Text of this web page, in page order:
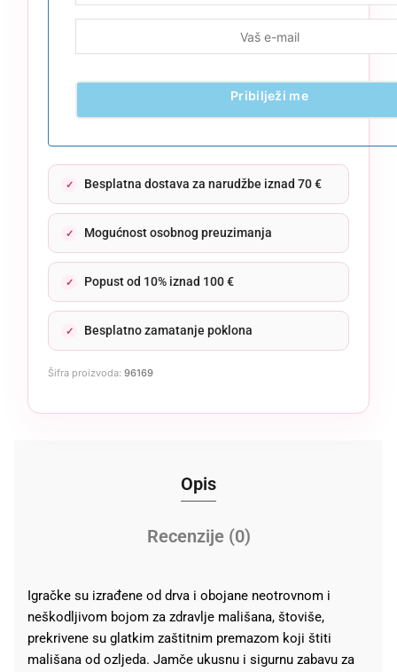
Pribilježi me
Besplatna dostava za narudžbe iznad 70 €
Mogućnost osobnog preuzimanja
Popust od 10% iznad 100 €
Besplatno zamatanje poklona
Šifra proizvoda: 96169
Opis
Recenzije (0)
Igračke su izrađene od drva i obojane neotrovnom i
neškodljivom bojom za zdravlje mališana, štoviše,
prekrivene su glatkim zaštitnim premazom koji štiti
mališana od ozljeda. Jamče ukusnu i sigurnu zabavu za